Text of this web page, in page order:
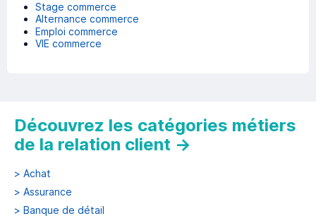
Stage commerce
Alternance commerce
Emploi commerce
VIE commerce
Découvrez les catégories métiers
de la relation client →
> Achat
> Assurance
> Banque de détail